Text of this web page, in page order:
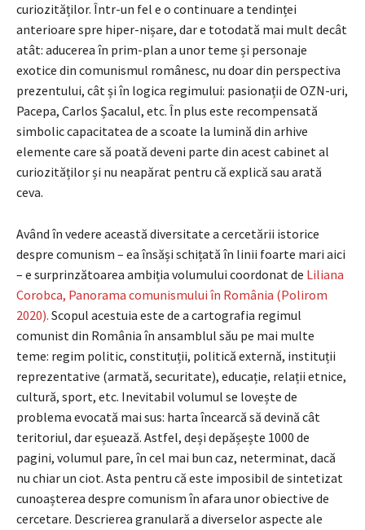
curiozităților. Într-un fel e o continuare a tendinței
anterioare spre hiper-nișare, dar e totodată mai mult decât
atât: aducerea în prim-plan a unor teme și personaje
exotice din comunismul românesc, nu doar din perspectiva
prezentului, cât și în logica regimului: pasionații de OZN-uri,
Pacepa, Carlos Șacalul, etc. În plus este recompensată
simbolic capacitatea de a scoate la lumină din arhive
elemente care să poată deveni parte din acest cabinet al
curiozităților și nu neapărat pentru că explică sau arată
ceva.
Având în vedere această diversitate a cercetării istorice
despre comunism – ea însăși schițată în linii foarte mari aici
– e surprinzătoarea ambiția volumului coordonat de Liliana
Corobca, Panorama comunismului în România (Polirom
2020). Scopul acestuia este de a cartografia regimul
comunist din România în ansamblul său pe mai multe
teme: regim politic, constituții, politică externă, instituții
reprezentative (armată, securitate), educație, relații etnice,
cultură, sport, etc. Inevitabil volumul se lovește de
problema evocată mai sus: harta încearcă să devină cât
teritoriul, dar eșuează. Astfel, deși depășește 1000 de
pagini, volumul pare, în cel mai bun caz, neterminat, dacă
nu chiar un ciot. Asta pentru că este imposibil de sintetizat
cunoașterea despre comunism în afara unor obiective de
cercetare. Descrierea granulară a diverselor aspecte ale